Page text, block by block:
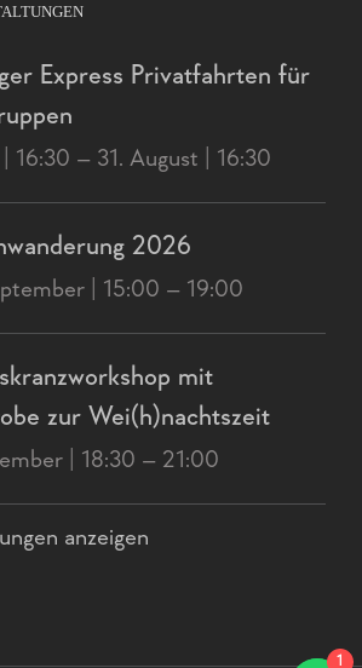
Express Privatfahrten für
16:30 – 31. August | 16:30
2026
| 15:00 – 19:00
mit
zur Wei(h)nachtszeit
| 18:30 – 21:00
anzeigen